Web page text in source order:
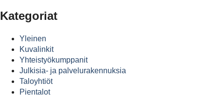
Kategoriat
Yleinen
Kuvalinkit
Yhteistyökumppanit
Julkisia- ja palvelurakennuksia
Taloyhtiöt
Pientalot